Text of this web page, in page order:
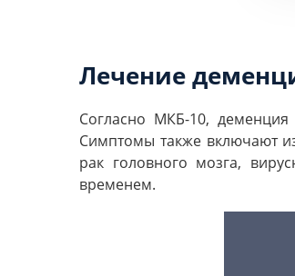
Лечение
Согласно МКБ-10,
Симптомы также включают
рак головного мозга,
временем.